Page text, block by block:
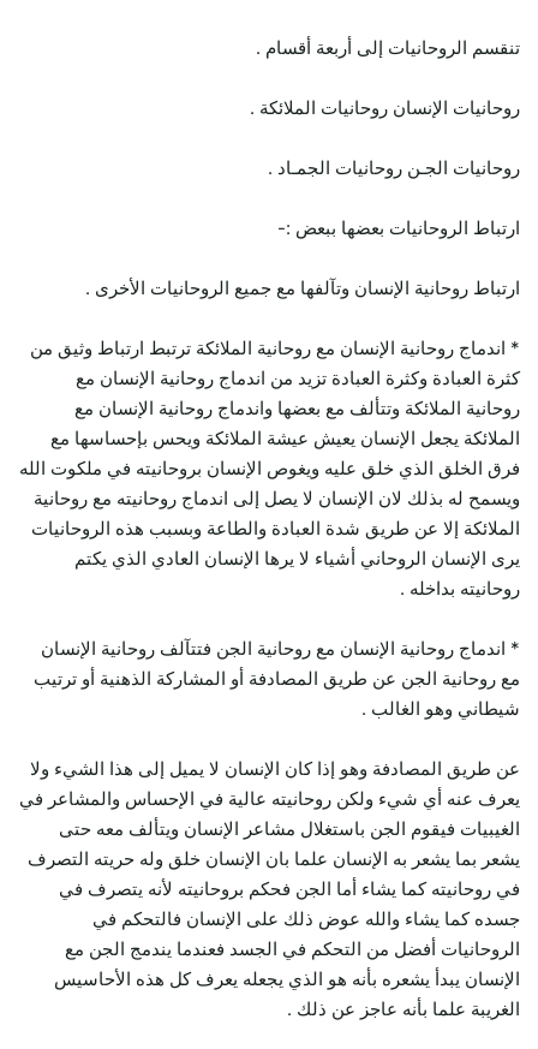
تنقسم الروحانيات إلى أربعة أقسام .
روحانيات الإنسان روحانيات الملائكة .
روحانيات الجـن روحانيات الجمـاد .
ارتباط الروحانيات بعضها ببعض :-
ارتباط روحانية الإنسان وتآلفها مع جميع الروحانيات الأخرى .
* اندماج روحانية الإنسان مع روحانية الملائكة ترتبط ارتباط وثيق من
كثرة العبادة وكثرة العبادة تزيد من اندماج روحانية الإنسان مع
روحانية الملائكة وتتألف مع بعضها واندماج روحانية الإنسان مع
الملائكة يجعل الإنسان يعيش عيشة الملائكة ويحس بإحساسها مع
فرق الخلق الذي خلق عليه ويغوص الإنسان بروحانيته في ملكوت الله
ويسمح له بذلك لان الإنسان لا يصل إلى اندماج روحانيته مع روحانية
الملائكة إلا عن طريق شدة العبادة والطاعة وبسبب هذه الروحانيات
يرى الإنسان الروحاني أشياء لا يرها الإنسان العادي الذي يكتم
روحانيته بداخله .
* اندماج روحانية الإنسان مع روحانية الجن فتتآلف روحانية الإنسان
مع روحانية الجن عن طريق المصادفة أو المشاركة الذهنية أو ترتيب
شيطاني وهو الغالب .
عن طريق المصادفة وهو إذا كان الإنسان لا يميل إلى هذا الشيء ولا
يعرف عنه أي شيء ولكن روحانيته عالية في الإحساس والمشاعر في
الغيبيات فيقوم الجن باستغلال مشاعر الإنسان ويتألف معه حتى
يشعر بما يشعر به الإنسان علما بان الإنسان خلق وله حريته التصرف
في روحانيته كما يشاء أما الجن فحكم بروحانيته لأنه يتصرف في
جسده كما يشاء والله عوض ذلك على الإنسان فالتحكم في
الروحانيات أفضل من التحكم في الجسد فعندما يندمج الجن مع
الإنسان يبدأ يشعره بأنه هو الذي يجعله يعرف كل هذه الأحاسيس
الغريبة علما بأنه عاجز عن ذلك .